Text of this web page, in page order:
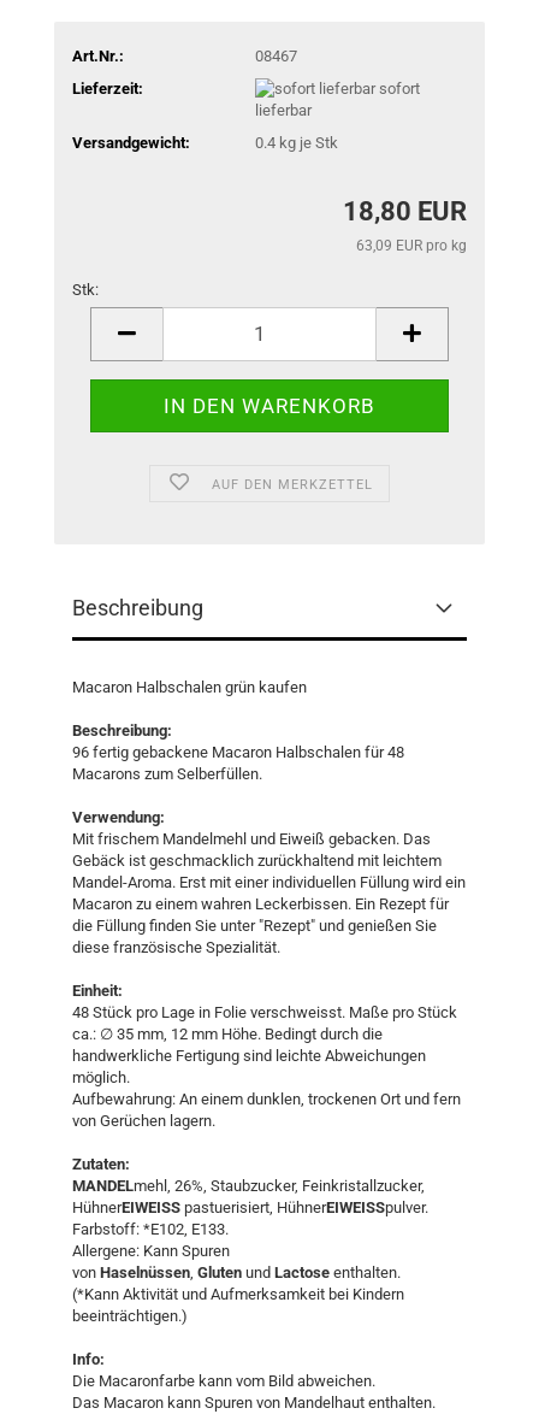
Art.Nr.:
08467
Lieferzeit:
sofort
lieferbar
Versandgewicht:
0.4kg je Stk
18,80 EUR
63,09 EUR pro kg
Stk:
AUF DEN MERKZETTEL
Beschreibung
Macaron Halbschalen grün kaufen
Beschreibung:
96 fertig gebackene Macaron Halbschalen für 48
Macarons zum Selberfüllen.
Verwendung:
Mit frischem Mandelmehl und Eiweiß gebacken. Das
Gebäck ist geschmacklich zurückhaltend mit leichtem
Mandel-Aroma. Erst mit einer individuellen Füllung wird ein
Macaron zu einem wahren Leckerbissen. Ein Rezept für
die Füllung finden Sie unter "Rezept" und genießen Sie
diese französische Spezialität.
Einheit:
​48 Stück pro Lage in Folie verschweisst. ​Maße pro Stück
ca.: ∅ 35 mm, 12 mm Höhe. Bedingt durch die
handwerkliche Fertigung sind leichte Abweichungen
möglich.
Aufbewahrung: An einem dunklen, trockenen Ort und fern
von Gerüchen lagern.
Zutaten:
MANDELmehl, 26%, Staubzucker, Feinkristallzucker,
HühnerEIWEISS pastuerisiert, HühnerEIWEISSpulver.
Farbstoff: *E102, E133.
Allergene: Kann Spuren
von Haselnüssen Gluten und Lactose enthalten.
(*Kann Aktivität und Aufmerksamkeit bei Kindern
beeinträchtigen.)
Info:
Die Macaronfarbe kann vom Bild abweichen.
Das Macaron kann Spuren von Mandelhaut enthalten.